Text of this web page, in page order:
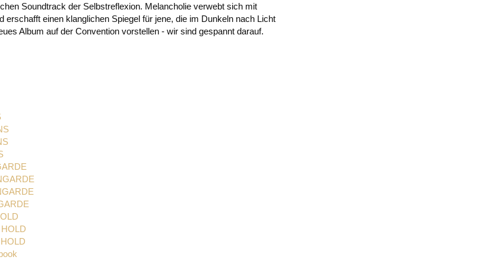
Soundtrack der Selbstreflexion. Melancholie verwebt sich mit
erschafft einen klanglichen Spiegel für jene, die im Dunkeln nach Licht
Album auf der Convention vorstellen - wir sind gespannt darauf.